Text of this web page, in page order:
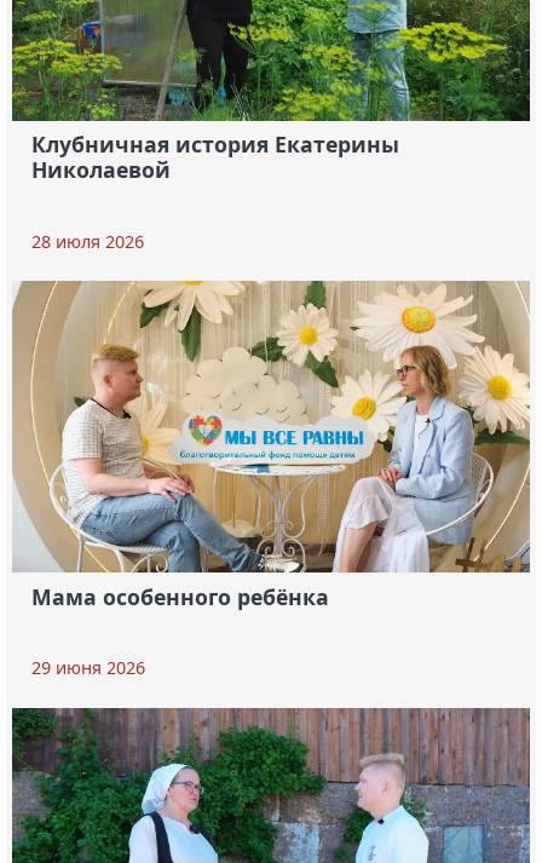
Клубничная история Екатерины
Николаевой
28 июля 2026
Мама особенного ребёнка
29 июня 2026